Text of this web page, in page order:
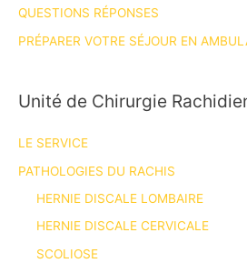
QUESTIONS RÉPONSES
PRÉPARER VOTRE SÉJOUR EN
Unité de Chirurgie
LE SERVICE
PATHOLOGIES DU RACHIS
HERNIE DISCALE LOMBAIRE
HERNIE DISCALE CERVICALE
SCOLIOSE